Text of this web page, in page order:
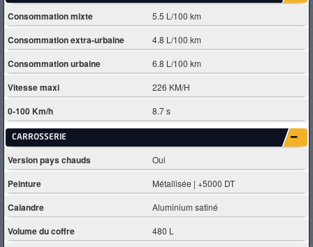
Consommation mixte 5.5 L/100 km
Consommation extra-urbaine 4.8 L/100 km
Consommation urbaine 6.8 L/100 km
Vitesse maxi 226 KM/H
0-100 Km/h 8.7 s
CARROSSERIE
Version pays chauds Oui
Peinture Métallisée | +5000 DT
Calandre Aluminium satiné
Volume du coffre 480 L